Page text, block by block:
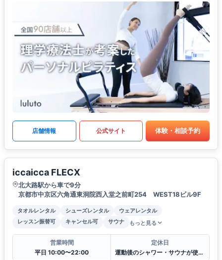
店舗情報 公式サイト 体験・相談予約
iccaicca FLECX
北大路駅から車で9分
京都市中京区六角通東洞院西入堂之前町254 WEST18ビル9F
タオルレンタル シューズレンタル
ウェアレンタル
レッスン振替可
キャンセル可 サウナ もっと見る
営業時間
平日 10:00〜22:00
定休日
運動後のシャワー・サウナが使えます